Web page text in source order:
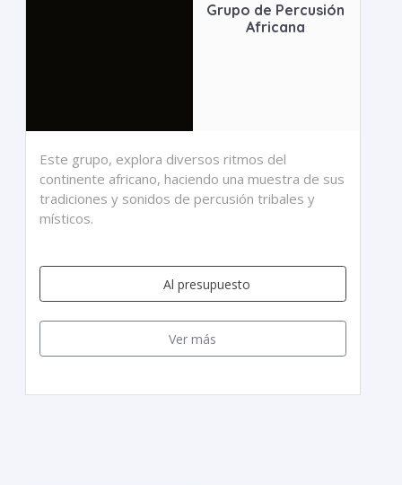
Grupo de Percusión
Africana
Este grupo, explora diversos ritmos del
continente africano, haciendo una muestra de sus
tradiciones y sonidos de percusión tribales y
místicos.
Al presupuesto
Ver más